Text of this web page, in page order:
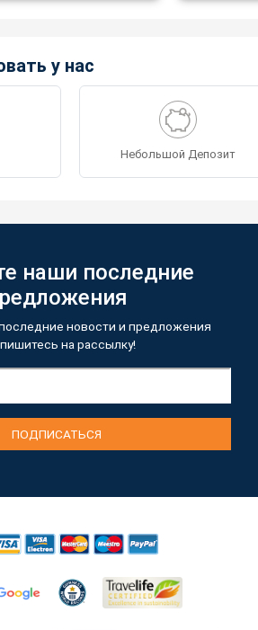
у нас
Небольшой Депозит
наши последние
новости и предложения
на рассылку!